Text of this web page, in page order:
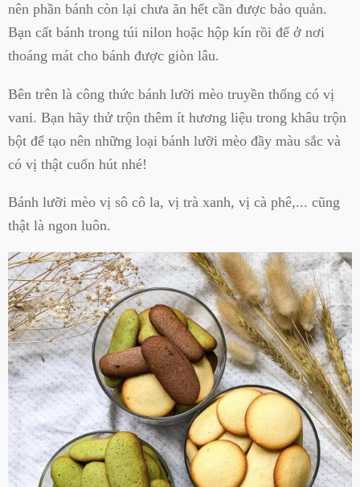
nên phần bánh còn lại chưa ăn hết cần được bảo quản.
Bạn cất bánh trong túi nilon hoặc hộp kín rồi để ở nơi
thoáng mát cho bánh được giòn lâu.
Bên trên là công thức bánh lưỡi mèo truyền thống có vị
vani. Bạn hãy thử trộn thêm ít hương liệu trong khâu trộn
bột để tạo nên những loại bánh lưỡi mèo đầy màu sắc và
có vị thật cuốn hút nhé!
Bánh lưỡi mèo vị sô cô la, vị trà xanh, vị cà phê,... cũng
thật là ngon luôn.